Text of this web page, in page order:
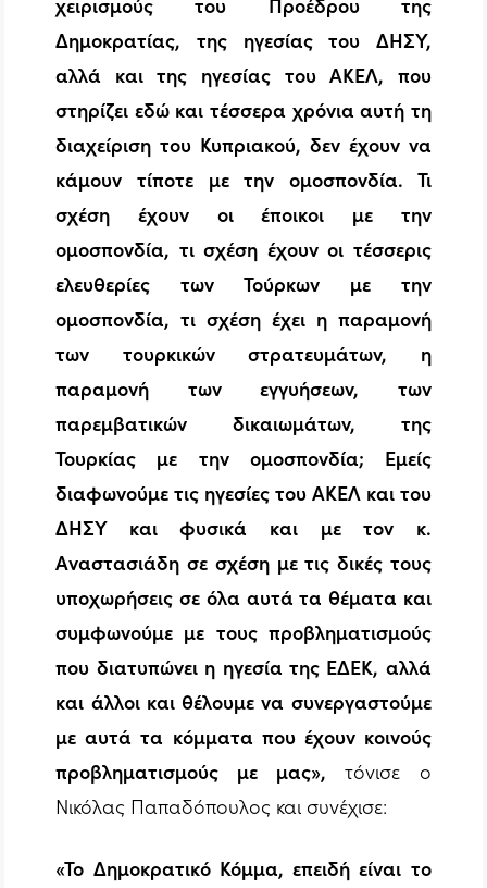
Δημοκρατίας, της ηγεσίας του ΔΗΣΥ,
αλλά και της ηγεσίας του ΑΚΕΛ, που
στηρίζει εδώ και τέσσερα χρόνια αυτή τη
διαχείριση του Κυπριακού, δεν έχουν να
κάμουν τίποτε με την ομοσπονδία. Τι
σχέση έχουν οι έποικοι με την
ομοσπονδία, τι σχέση έχουν οι τέσσερις
ελευθερίες των Τούρκων με την
ομοσπονδία, τι σχέση έχει η παραμονή
των τουρκικών στρατευμάτων, η
παραμονή των εγγυήσεων, των
παρεμβατικών δικαιωμάτων, της
Τουρκίας με την ομοσπονδία; Εμείς
διαφωνούμε τις ηγεσίες του ΑΚΕΛ και του
ΔΗΣΥ και φυσικά και με τον κ.
Αναστασιάδη σε σχέση με τις δικές τους
υποχωρήσεις σε όλα αυτά τα θέματα και
συμφωνούμε με τους προβληματισμούς
που διατυπώνει η ηγεσία της ΕΔΕΚ, αλλά
και άλλοι και θέλουμε να συνεργαστούμε
με αυτά τα κόμματα που έχουν κοινούς
προβληματισμούς με μας», τόνισε ο
Νικόλας Παπαδόπουλος και συνέχισε:
«Το Δημοκρατικό Κόμμα, επειδή είναι το